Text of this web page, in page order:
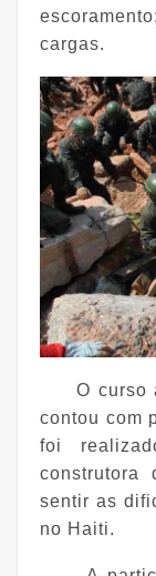
cargas.
O curso
contou com
foi
construtora
sentir as
no Haiti.